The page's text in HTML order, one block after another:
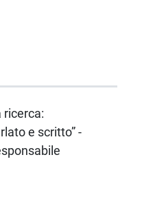
ricerca:
e scritto” -